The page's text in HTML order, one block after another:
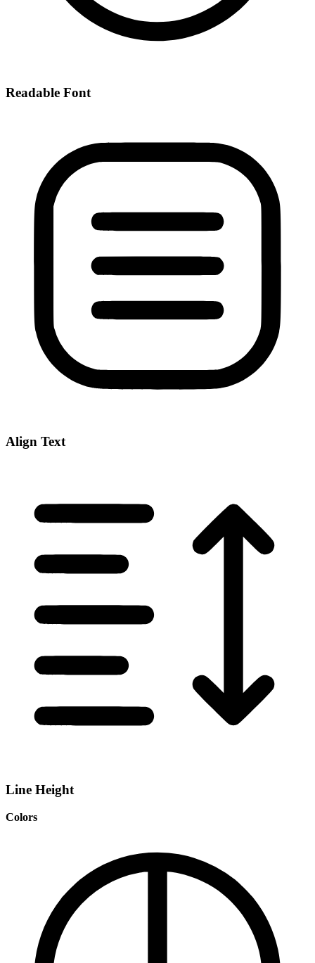
Readable Font
Align Text
Line Height
Colors